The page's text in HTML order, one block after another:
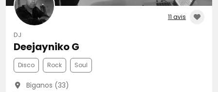
11 avis
DJ
Deejayniko G
Disco Rock Soul
Biganos (33)